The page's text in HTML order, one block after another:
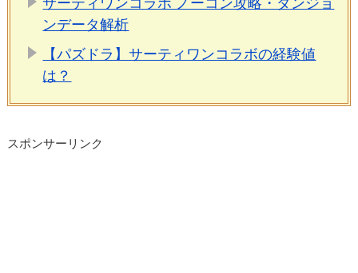
ンデータ解析
【パズドラ】サーティワンコラボの経験値
は？
スポンサーリンク